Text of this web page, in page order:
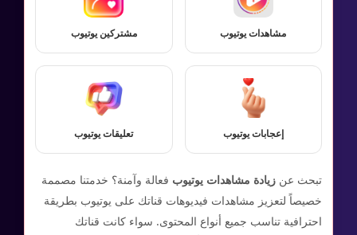
مشاهدات يوتيوب مشتركين يوتيوب
إعجابات يوتيوب تعليقات يوتيوب
تبحث عن زيادة مشاهدات يوتيوب فعالة وآمنة؟ خدمتنا مصممة
خصيصاً لتعزيز مشاهدات فيديوهات قناتك على يوتيوب بطريقة
احترافية تناسب جميع أنواع المحتوى. سواء كانت قناتك